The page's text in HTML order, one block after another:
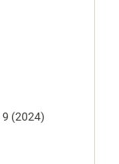
9 (2024)